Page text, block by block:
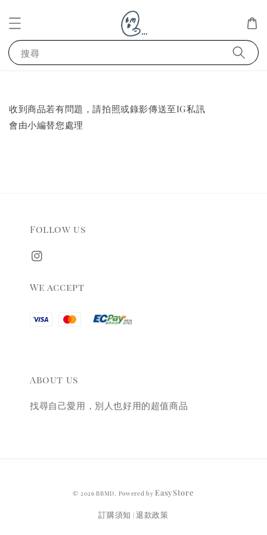
搜尋
收到商品若有問題，請拍照或錄影傳送至IG私訊
會由小編替您處理
Follow us
We accept
About us
找尋自己愛用，別人也好用的超值商品
© 2026 BBMD. Powered by EasyStore
訂購須知 |退款政策